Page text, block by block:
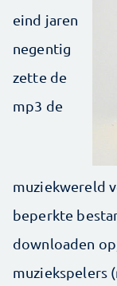
eind jaren
negentig
zette de
mp3 de
muziekwereld
beperkte
downloaden
muziekspelers